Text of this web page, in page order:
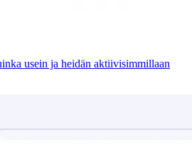
usein ja heidän aktiivisimmillaan